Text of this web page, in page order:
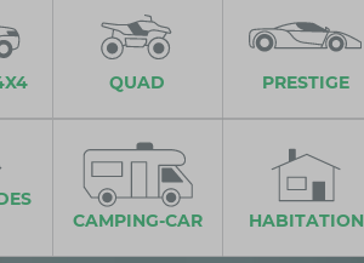
QUAD PRESTIGE
CAMPING-CAR HABITATION